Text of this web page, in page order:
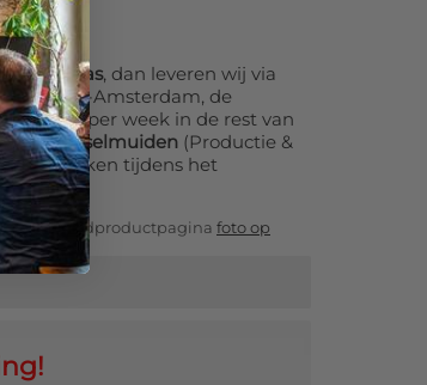
canvas, dan leveren wij via
in Groot-Amsterdam, de
1× per week in de rest van
in IJsselmuiden (Productie &
te vinken tijdens het
onze hoofdproductpagina foto op